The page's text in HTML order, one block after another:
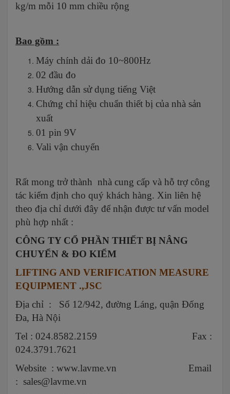
kg/m mỗi 10 mm chiều rộng
Bao gồm :
Máy chính dải đo 10~800Hz
02 đầu đo
Hướng dẫn sử dụng tiếng Việt
Chứng chỉ hiệu chuẩn thiết bị của nhà sản
xuất
01 pin 9V
Vali vận chuyển
Rất mong trở thành nhà cung cấp và hỗ trợ công
tác kiểm định cho quý khách hàng. Xin liên hệ
theo địa chỉ dưới đây để nhận được tư vấn model
phù hợp nhất :
CÔNG TY CỔ PHẦN THIẾT BỊ NÂNG
CHUYỂN & ĐO KIỂM
LIFTING AND VERIFICATION MEASURE
EQUIPMENT .,JSC
Địa chỉ : Số 12/942, đường Láng, quận Đống
Đa, Hà Nội
Tel : 024.8582.2159 Fax :
024.3791.7621
Website : www.lavme.vn Email
: sales@lavme.vn